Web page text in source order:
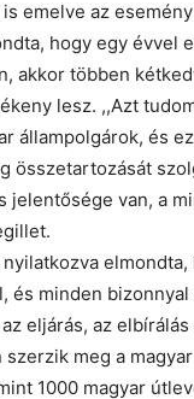
emelve az
hogy egy évvel
akkor többen
lesz. ,,Azt
állampolgárok, és
jelentősége van, a
minden
eljárás, az
meg a magyar
1000 magyar